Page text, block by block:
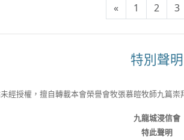
« 1 2 3
特別聲明
經授權，擅自轉載本會榮譽會牧張慕皚牧師九篇
九龍城浸信會
特此聲明